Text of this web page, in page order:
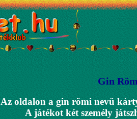
Gin
Az oldalon a gin römi nevű
A játékot két személy